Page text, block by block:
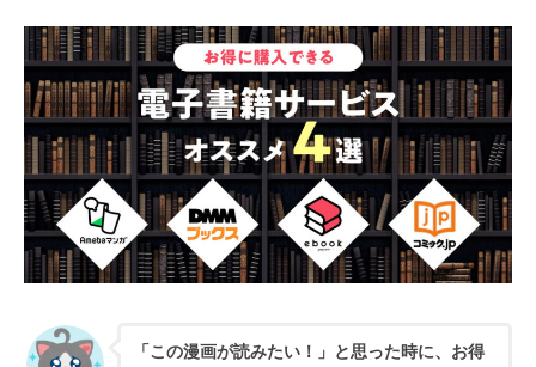
「この漫画が読みたい！」と思った時に、お得